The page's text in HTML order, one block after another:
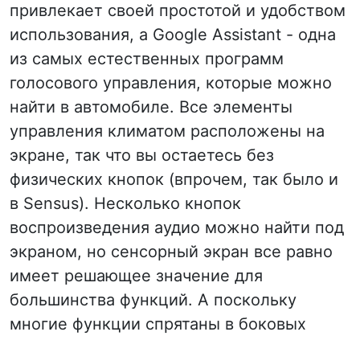
привлекает своей простотой и удобством
использования, а Google Assistant - одна
из самых естественных программ
голосового управления, которые можно
найти в автомобиле. Все элементы
управления климатом расположены на
экране, так что вы остаетесь без
физических кнопок (впрочем, так было и
в Sensus). Несколько кнопок
воспроизведения аудио можно найти под
экраном, но сенсорный экран все равно
имеет решающее значение для
большинства функций. А поскольку
многие функции спрятаны в боковых